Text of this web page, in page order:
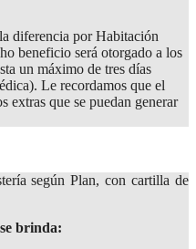
diferencia por Habitación
beneficio será otorgado a los
un máximo de tres días
Le recordamos que el
extras que se puedan generar
según Plan, con cartilla de
brinda: